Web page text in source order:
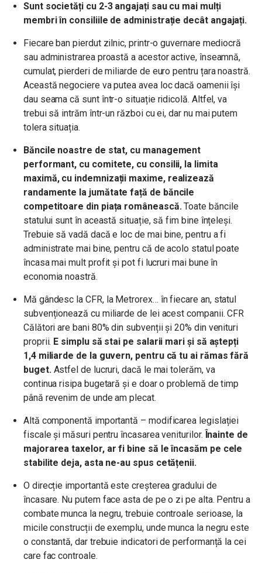
Sunt societăți cu 2-3 angajați sau cu mai mulți
membri în consiliile de administrație decât angajați.
Fiecare ban pierdut zilnic, printr-o guvernare mediocră
sau administrarea proastă a acestor active, înseamnă,
cumulat, pierderi de miliarde de euro pentru țara noastră.
Această negociere va putea avea loc dacă oamenii își
dau seama că sunt într-o situație ridicolă. Altfel, va
trebui să intrăm într-un război cu ei, dar nu mai putem
tolera situația.
Băncile noastre de stat, cu management
performant, cu comitete, cu consilii, la limita
maximă, cu indemnizații maxime, realizează
randamente la jumătate față de băncile
competitoare din piața românească.Toate băncile
statului sunt în această situație, să fim bine înțeleși.
Trebuie să vadă dacă e loc de mai bine, pentru a fi
administrate mai bine, pentru că de acolo statul poate
încasa mai mult profit și pot fi lucruri mai bune în
economia noastră.
Mă gândesc la CFR, la Metrorex… în fiecare an, statul
subvenționează cu miliarde de lei acest companii. CFR
Călători are bani 80% din subvenții și 20% din venituri
proprii. E simplu să stai pe salarii mari și să aștepți
1,4 miliarde de la guvern, pentru că tu ai rămas fără
buget.Astfel de lucruri, dacă le mai tolerăm, va
continua risipa bugetară și e doar o problemă de timp
până revenim de unde am plecat.
Altă componentă importantă – modificarea legislației
fiscale și măsuri pentru încasarea veniturilor. Înainte de
majorarea taxelor, ar fi bine să le încasăm pe cele
stabilite deja, asta ne-au spus cetățenii.
O direcție importantă este creșterea gradului de
încasare. Nu putem face asta de pe o zi pe alta. Pentru a
combate munca la negru, trebuie controale serioase, la
micile construcții de exemplu, unde munca la negru este
o constantă, dar trebuie indicatori de performanță la cei
care fac controale.